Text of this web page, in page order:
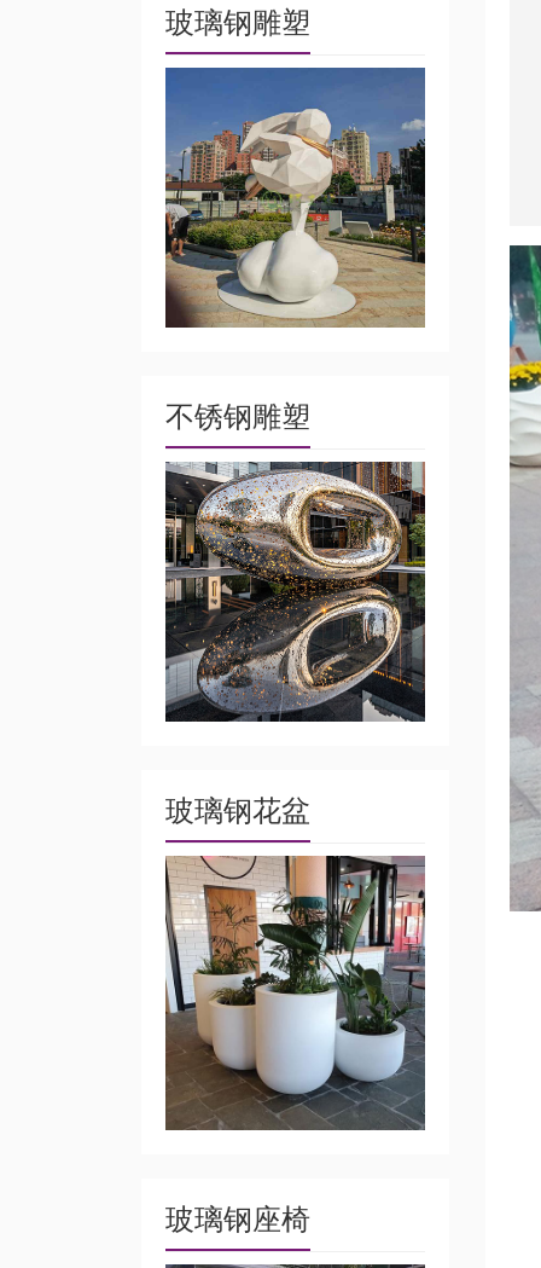
玻璃钢雕塑
不锈钢雕塑
玻璃钢花盆
玻璃钢座椅